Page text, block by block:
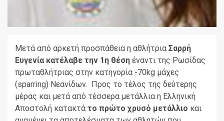
Μετά από αρκετή προσπάθεια η αθλήτρια Σαρρή
Ευγενία κατέλαβε την 1η θέση έναντι της Ρωσίδας
πρωταθλήτριας στην κατηγορία -70kg μάχες
(sparring) Νεανίδων. Προς το τέλος της δεύτερης
μέρας και μετά από τέσσερα μετάλλια η Ελληνική
Αποστολή κατακτά το πρώτο χρυσό μετάλλιο και